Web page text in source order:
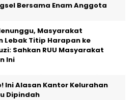
Bersama Enam Anggota
Masyarakat
Lebak Titip Harapan ke
Sahkan RUU Masyarakat
Ini
Ini Alasan Kantor Kelurahan
Dipindah